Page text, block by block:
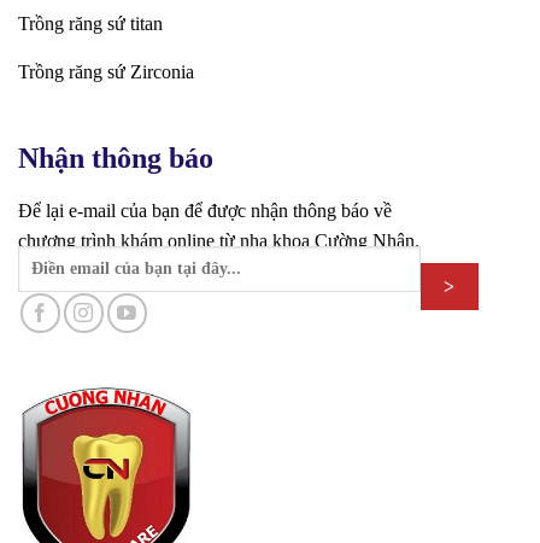
Trồng răng sứ titan
Trồng răng sứ Zirconia
Nhận thông báo
Để lại e-mail của bạn để được nhận thông báo về
chương trình khám online từ nha khoa Cường Nhân.